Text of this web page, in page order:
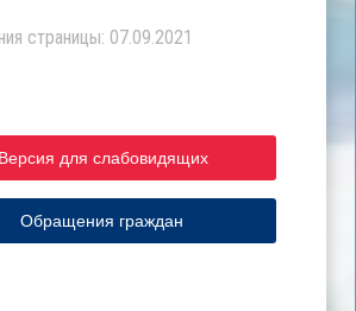
страницы: 07.09.2021
Версия для слабовидящих
Обращения граждан